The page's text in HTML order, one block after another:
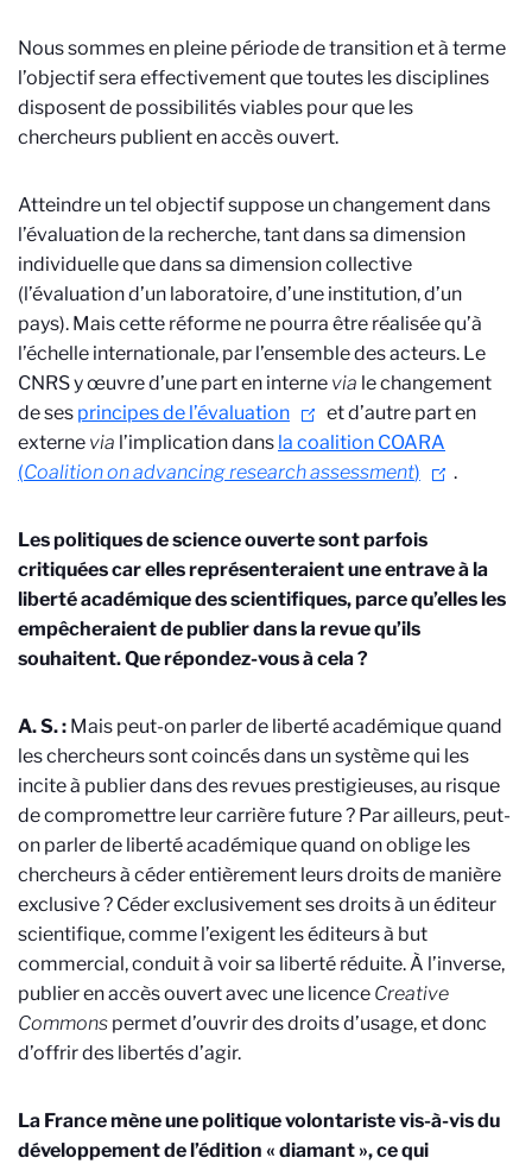
Nous sommes en pleine période de transition et à terme
l’objectif sera effectivement que toutes les disciplines
disposent de possibilités viables pour que les
chercheurs publient en accès ouvert.
Atteindre un tel objectif suppose un changement dans
l’évaluation de la recherche, tant dans sa dimension
individuelle que dans sa dimension collective
(l’évaluation d’un laboratoire, d’une institution, d’un
pays). Mais cette réforme ne pourra être réalisée qu’à
l’échelle internationale, par l’ensemble des acteurs. Le
CNRS y œuvre d’une part en interne via le changement
de ses principes de l’évaluation
et d’autre part en
externe via l’implication dans la coalition COARA
(Coalition on advancing research assessment) .
Les politiques de science ouverte sont parfois
critiquées car elles représenteraient une entrave à la
liberté académique des scientifiques, parce qu’elles les
empêcheraient de publier dans la revue qu’ils
souhaitent. Que répondez-vous à cela ?
A. S. : Mais peut-on parler de liberté académique quand
les chercheurs sont coincés dans un système qui les
incite à publier dans des revues prestigieuses, au risque
de compromettre leur carrière future ? Par ailleurs, peut-
on parler de liberté académique quand on oblige les
chercheurs à céder entièrement leurs droits de manière
exclusive ? Céder exclusivement ses droits à un éditeur
scientifique, comme l’exigent les éditeurs à but
commercial, conduit à voir sa liberté réduite. À l’inverse,
publier en accès ouvert avec une licence Creative
Commons permet d’ouvrir des droits d’usage, et donc
d’offrir des libertés d’agir.
La France mène une politique volontariste vis-à-vis du
développement de l’édition « diamant », ce qui